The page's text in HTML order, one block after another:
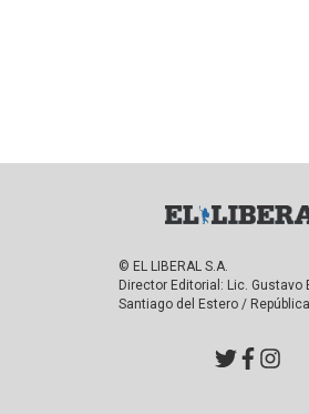
© EL LIBERAL S.A.
Director Editorial: Lic. Gustavo
Santiago del Estero /